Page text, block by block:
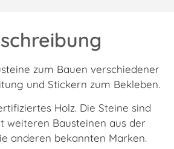
zum Bauen verschiedener
und Stickern zum Bekleben.
Holz. Die Steine sind
weiteren Bausteinen aus der
anderen bekannten Marken.